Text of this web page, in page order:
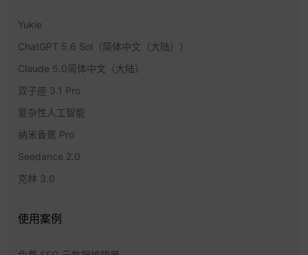
Yukie
ChatGPT 5.6 Sol（简体中文（大陆））
Claude 5.0简体中文（大陆）
双子座 3.1 Pro
复杂性人工智能
纳米香蕉 Pro
Seedance 2.0
克林 3.0
使用案例